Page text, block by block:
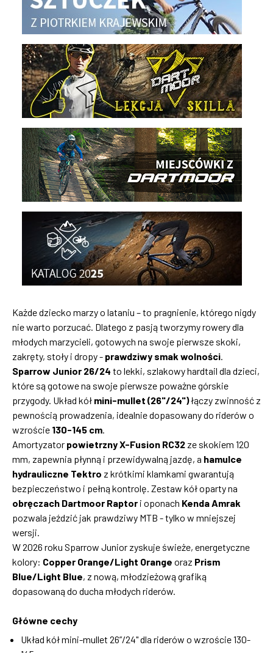
Każde dziecko marzy o lataniu – to pragnienie, którego nigdy
nie warto porzucać. Dlatego z pasją tworzymy rowery dla
młodych marzycieli, gotowych na swoje pierwsze skoki,
zakręty, stoły i dropy - prawdziwy smak wolności.
Sparrow Junior 26/24 to lekki, szlakowy hardtail dla dzieci,
które są gotowe na swoje pierwsze poważne górskie
przygody. Układ kół mini-mullet (26"/24")łączy zwinność z
pewnością prowadzenia, idealnie dopasowany do riderów o
wzroście 130-145 cm.
Amortyzator powietrzny X-Fusion RC32 ze skokiem 120
mm, zapewnia płynną i przewidywalną jazdę, a hamulce
hydrauliczne Tektro z krótkimi klamkami gwarantują
bezpieczeństwo i pełną kontrolę. Zestaw kół oparty na
obręczach Dartmoor Raptor i oponach Kenda Amrak
pozwala jeździć jak prawdziwy MTB - tylko w mniejszej
wersji.
W 2026 roku Sparrow Junior zyskuje świeże, energetyczne
kolory: Copper Orange/Light Orange oraz Prism
Blue/Light Blue, z nową, młodzieżową grafiką
dopasowaną do ducha młodych riderów.
Główne cechy
Układ kół mini-mullet 26”/24" dla riderów o wzroście 130-